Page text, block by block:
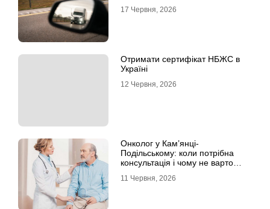
17 Червня, 2026
Отримати сертифікат НБЖС в
Україні
12 Червня, 2026
Онколог у Кам’янці-
Подільському: коли потрібна
консультація і чому не варто
11 Червня, 2026